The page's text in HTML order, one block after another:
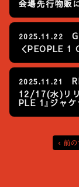
会場先行物販
2025.11.22
＜PEOPLE 1
2025.11.21
12/17(水)リ
PLE 1』ジャ
‹ 前